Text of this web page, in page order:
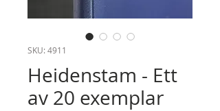
SKU: 4911
Heidenstam - Ett
av 20 exemplar